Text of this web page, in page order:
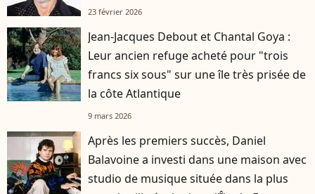
23 février 2026
Jean-Jacques Debout et Chantal Goya :
Leur ancien refuge acheté pour "trois
francs six sous" sur une île très prisée de
la côte Atlantique
9 mars 2026
Après les premiers succès, Daniel
Balavoine a investi dans une maison avec
studio de musique située dans la plus